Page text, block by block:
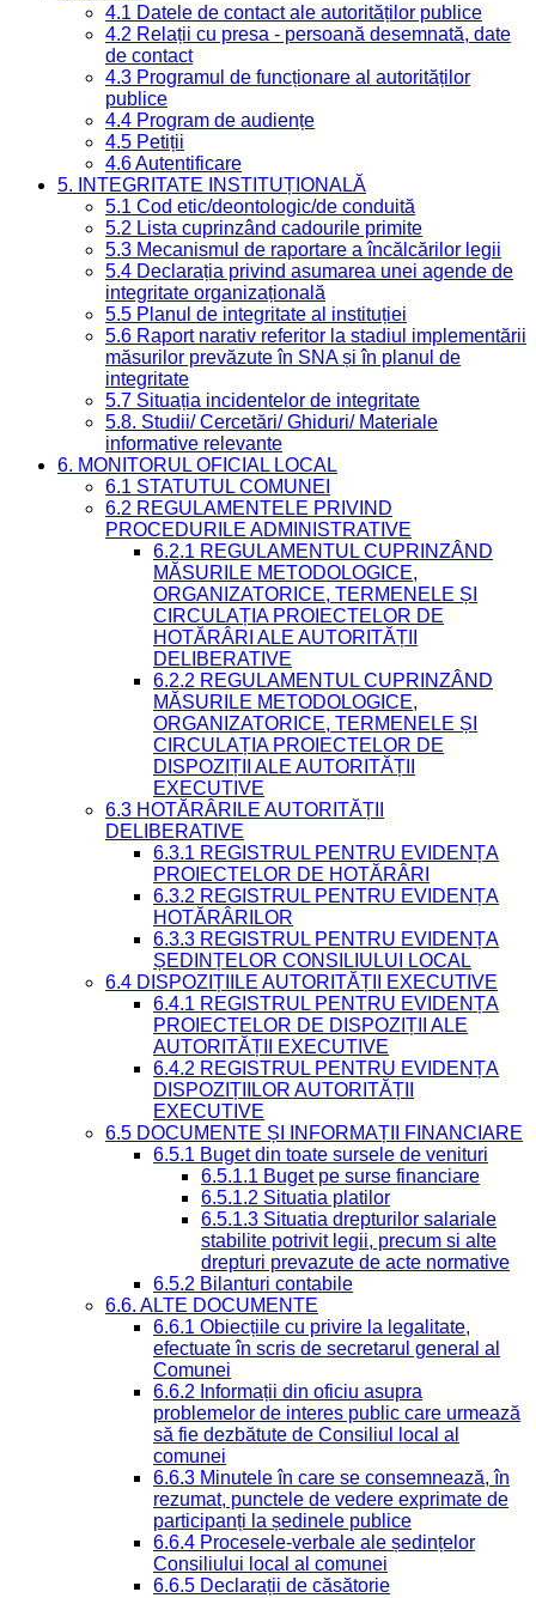
4.1 Datele de contact ale autorităților publice
4.2 Relații cu presa - persoană desemnată, date
de contact
4.3 Programul de funcționare al autorităților
publice
4.4 Program de audiențe
4.5 Petiții
4.6 Autentificare
5. INTEGRITATE INSTITUȚIONALĂ
5.1 Cod etic/deontologic/de conduită
5.2 Lista cuprinzând cadourile primite
5.3 Mecanismul de raportare a încălcărilor legii
5.4 Declarația privind asumarea unei agende de
integritate organizațională
5.5 Planul de integritate al instituției
5.6 Raport narativ referitor la stadiul implementării
măsurilor prevăzute în SNA și în planul de
integritate
5.7 Situația incidentelor de integritate
5.8. Studii/ Cercetări/ Ghiduri/ Materiale
informative relevante
6. MONITORUL OFICIAL LOCAL
6.1 STATUTUL COMUNEI
6.2 REGULAMENTELE PRIVIND
PROCEDURILE ADMINISTRATIVE
6.2.1 REGULAMENTUL CUPRINZÂND
MĂSURILE METODOLOGICE,
ORGANIZATORICE, TERMENELE ȘI
CIRCULAȚIA PROIECTELOR DE
HOTĂRÂRI ALE AUTORITĂȚII
DELIBERATIVE
6.2.2 REGULAMENTUL CUPRINZÂND
MĂSURILE METODOLOGICE,
ORGANIZATORICE, TERMENELE ȘI
CIRCULAȚIA PROIECTELOR DE
DISPOZIȚII ALE AUTORITĂȚII
EXECUTIVE
6.3 HOTĂRÂRILE AUTORITĂȚII
DELIBERATIVE
6.3.1 REGISTRUL PENTRU EVIDENȚA
PROIECTELOR DE HOTĂRÂRI
6.3.2 REGISTRUL PENTRU EVIDENȚA
HOTĂRÂRILOR
6.3.3 REGISTRUL PENTRU EVIDENȚA
ȘEDINȚELOR CONSILIULUI LOCAL
6.4 DISPOZIȚIILE AUTORITĂȚII EXECUTIVE
6.4.1 REGISTRUL PENTRU EVIDENȚA
PROIECTELOR DE DISPOZIȚII ALE
AUTORITĂȚII EXECUTIVE
6.4.2 REGISTRUL PENTRU EVIDENȚA
DISPOZIȚIILOR AUTORITĂȚII
EXECUTIVE
6.5 DOCUMENTE ȘI INFORMAȚII FINANCIARE
6.5.1 Buget din toate sursele de venituri
6.5.1.1 Buget pe surse financiare
6.5.1.2 Situatia platilor
6.5.1.3 Situatia drepturilor salariale
stabilite potrivit legii, precum si alte
drepturi prevazute de acte normative
6.5.2 Bilanturi contabile
6.6. ALTE DOCUMENTE
6.6.1 Obiecțiile cu privire la legalitate,
efectuate în scris de secretarul general al
Comunei
6.6.2 Informații din oficiu asupra
problemelor de interes public care urmează
să fie dezbătute de Consiliul local al
comunei
6.6.3 Minutele în care se consemnează, în
rezumat, punctele de vedere exprimate de
participanți la ședinele publice
6.6.4 Procesele-verbale ale ședințelor
Consiliului local al comunei
6.6.5 Declarații de căsătorie